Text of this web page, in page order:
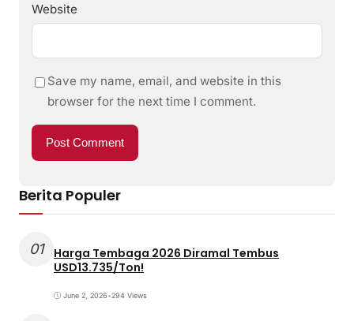
Website
Save my name, email, and website in this
browser for the next time I comment.
Berita Populer
01
Harga Tembaga 2026 Diramal Tembus
USD13.735/Ton!
June 2, 2026•294 Views